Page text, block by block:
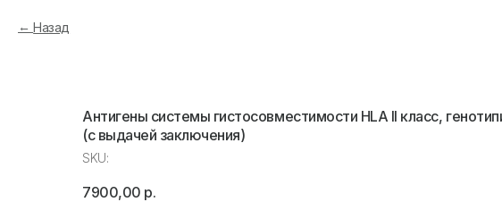
Назад
Антигены системы гистосовместимости HLA II класс,
(с выдачей заключения)
SKU:
7900,00 р.